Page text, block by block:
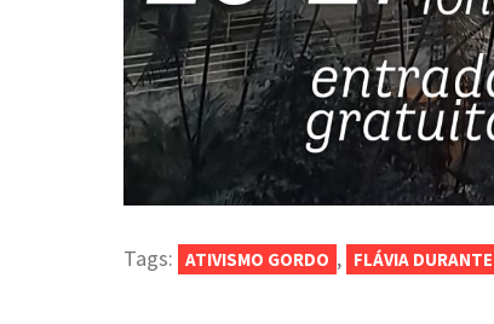
Tags: ATIVISMO GORDO , FLÁVIA DURANTE